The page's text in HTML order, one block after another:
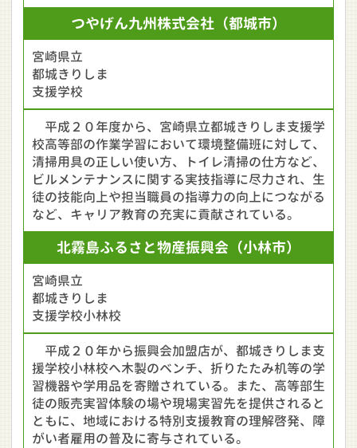
つやげん九州株式会社 （都城市）
宮崎県立
都城きりしま
支援学校
平成２０年度から、宮崎県立都城きりしま支援学
校高等部の作業学習において環境整備班に対して、
清掃用具の正しい使い方、トイレ清掃の仕方など、
ビルメンテナンスに関する実技指導に尽力され、生
徒の技能向上や担当職員の指導力の向上につながる
など、キャリア教育の充実に貢献されている。
北霧島ふるさと物産振興会 （小林市）
宮崎県立
都城きりしま
支援学校小林校
平成２０年から振興会加盟店が、都城きりしま支
援学校小林校へ木製のベンチ、折りたたみ机等の学
習機器や学用品を寄贈されている。また、高等部生
徒の販売実習体験の場や現場実習先を提供されると
ともに、地域における特別支援教育の理解啓発、障
がい者雇用の普及に寄与されている。